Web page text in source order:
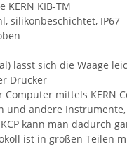
KIB-TM
silikonbeschichtet, IP67
lässt sich die Waage
Drucker
mittels KERN
und andere
kann man dadurch
ist in großen Teilen